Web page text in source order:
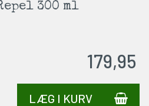
300 ml
179,95
LÆG I KURV